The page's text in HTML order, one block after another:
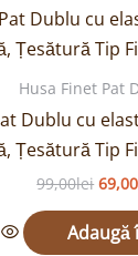
Husa Finet Pat
Dublu cu
Țesătură Tip
99,00lei
a
69,00
Adaugă